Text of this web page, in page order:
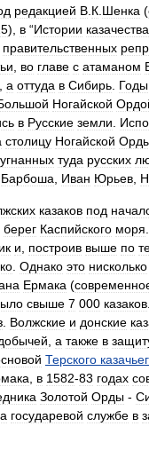
редакцией В К Шенка (
), в “Истории казачества
правительственных
во главе с атаманом
а оттуда в Сибирь Годы
Ногайской
в Русские земли
столицу Ногайской
угнанных туда русских
Барбоша Иван Юрьев
казаков под
берег Каспийского моря
и построив выше по
Однако это нисколько
Ермака (
свыше 7 000 казаков
Волжские и донские
а также в
Терского
в 1582-83 годах
Золотой Орды -
государевой службе в